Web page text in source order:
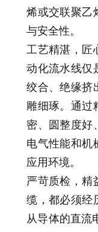
烯或交联聚乙
与安全性。
工艺精湛，匠
动化流水线仅
绞合、绝缘挤
雕细琢。通过
密、圆整度好
电气性能和机
应用环境。
严苛质检，精
缆，都必须经
从导体的直流